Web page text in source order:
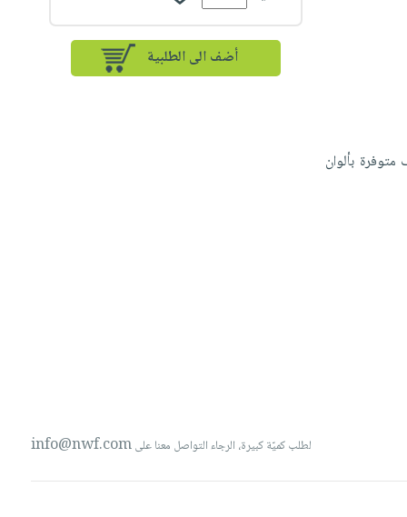
متوفرة بألوان
لطلب كميّة كبيرة، الرجاء التواصل معنا علىinfo@nwf.com